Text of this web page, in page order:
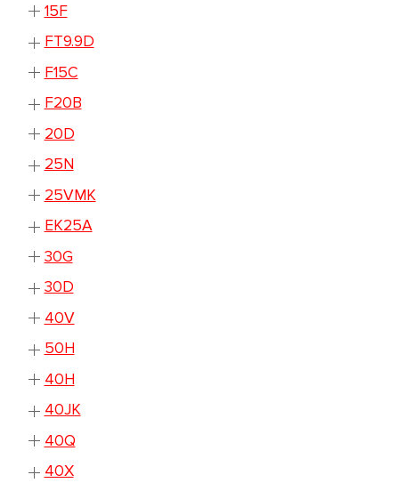
15F
FT9.9D
F15C
F20B
20D
25N
25VMK
EK25A
30G
30D
40V
50H
40H
40JK
40Q
40X